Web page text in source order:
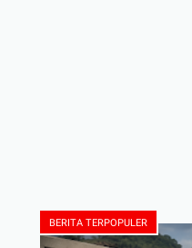
BERITA TERPOPULER